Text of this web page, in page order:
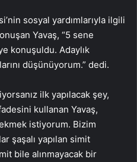
sosyal yardımlarıyla ilgili
Yavaş, “5 sene
konuşuldu. Adaylık
düşünüyorum.” dedi.
ilk yapılacak şey,
kullanan Yavaş,
istiyorum. Bizim
şaşalı yapılan simit
bile alınmayacak bir